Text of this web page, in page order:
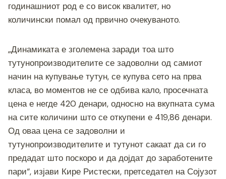
годинашниот род е со висок квалитет, но
количински помал од првично очекуваното.
„Динамиката е зголемена заради тоа што
тутунопроизводителите се задоволни од самиот
начин на купување тутун, се купува сето на прва
класа, во моментов не се одбива кало, просечната
цена е негде 420 денари, односно на вкупната сума
на сите количини што се откупени е 419,86 денари.
Од оваа цена се задоволни и
тутунопроизводителите и тутунот сакаат да си го
предадат што поскоро и да дојдат до заработените
пари“, изјави Кире Ристески, претседател на Сојузот